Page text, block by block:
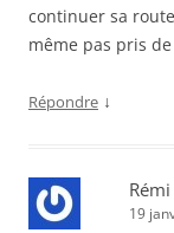
continuer sa
même pas pris
Répondre ↓
Rémi
19